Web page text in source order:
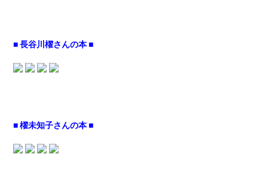
■ 長谷川櫂さんの本 ■
■ 櫂未知子さんの本 ■